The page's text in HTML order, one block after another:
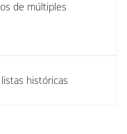
de múltiples
históricas